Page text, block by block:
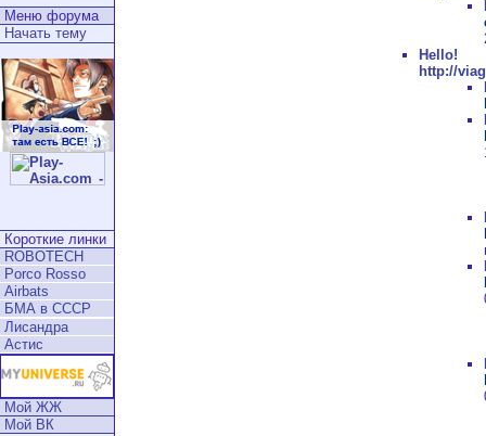
Меню форума
Начать тему
Короткие линки
ROBOTECH
Porco Rosso
Airbats
БМА в СССР
Лисандра
Астис
Мой ЖЖ
Мой ВК
http://